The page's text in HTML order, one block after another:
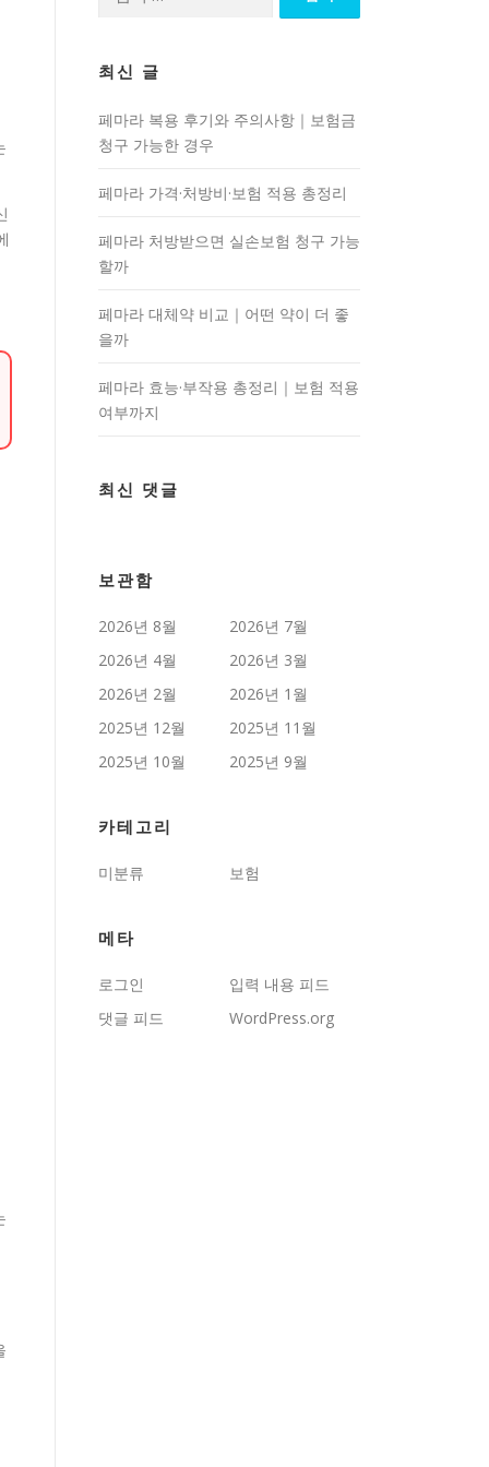
최신 글
페마라 복용 후기와 주의사항｜보험금
청구 가능한 경우
페마라 가격·처방비·보험 적용 총정리
페마라 처방받으면 실손보험 청구 가능
할까
페마라 대체약 비교｜어떤 약이 더 좋
을까
페마라 효능·부작용 총정리｜보험 적용
여부까지
최신 댓글
보관함
2026년 8월
2026년 7월
2026년 4월
2026년 3월
2026년 2월
2026년 1월
2025년 12월
2025년 11월
2025년 10월
2025년 9월
카테고리
미분류 보험
메타
로그인
입력 내용 피드
댓글 피드
WordPress.org